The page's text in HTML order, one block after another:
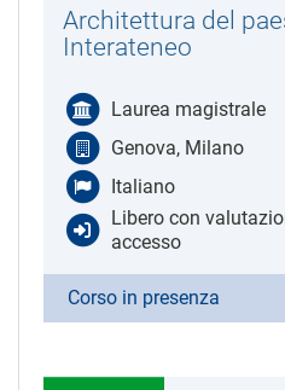
Architettura del
Interateneo
Laurea magistrale
Genova, Milano
Italiano
Libero con
accesso
Corso in presenza